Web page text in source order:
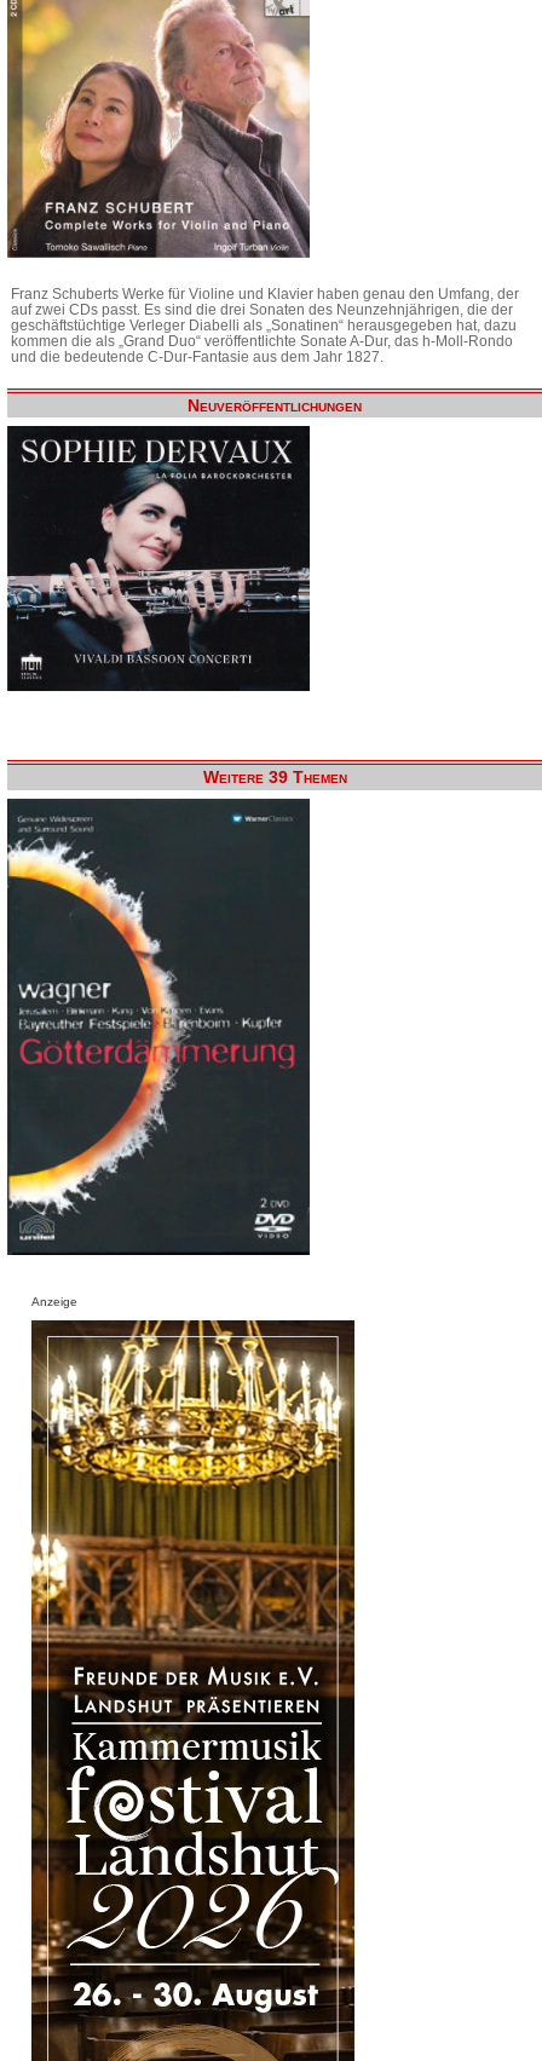
Franz Schuberts Werke für Violine und Klavier haben genau den Umfang, der
auf zwei CDs passt. Es sind die drei Sonaten des Neunzehnjährigen, die der
geschäftstüchtige Verleger Diabelli als „Sonatinen“ herausgegeben hat, dazu
kommen die als „Grand Duo“ veröffentlichte Sonate A-Dur, das h-Moll-Rondo
und die bedeutende C-Dur-Fantasie aus dem Jahr 1827.
Neuveröffentlichungen
Weitere 39 Themen
Anzeige